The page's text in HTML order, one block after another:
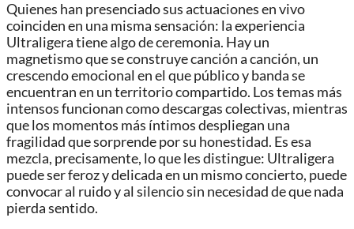
Quienes han presenciado sus actuaciones en vivo
coinciden en una misma sensación: la experiencia
Ultraligera tiene algo de ceremonia. Hay un
magnetismo que se construye canción a canción, un
crescendo emocional en el que público y banda se
encuentran en un territorio compartido. Los temas más
intensos funcionan como descargas colectivas, mientras
que los momentos más íntimos despliegan una
fragilidad que sorprende por su honestidad. Es esa
mezcla, precisamente, lo que les distingue: Ultraligera
puede ser feroz y delicada en un mismo concierto, puede
convocar al ruido y al silencio sin necesidad de que nada
pierda sentido.